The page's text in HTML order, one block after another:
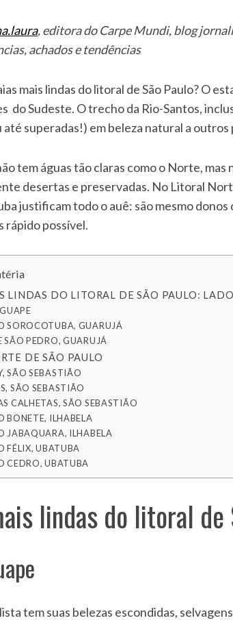
, editora do Carpe Mundi, blog
achados e tendências
mais lindas do litoral de São Paulo? O
do Sudeste. O trecho da Rio-Santos,
até superadas!) em beleza natural a
tem águas tão claras como o Norte,
desertas e preservadas. No Litoral
justificam todo o auê: são mesmo
rápido possível.
LINDAS DO LITORAL DE SÃO PAULO:
SOROCOTUBA, GUARUJÁ
SÃO PEDRO, GUARUJÁ
DE SÃO PAULO
SÃO SEBASTIÃO
SÃO SEBASTIÃO
CALHETAS, SÃO SEBASTIÃO
BONETE, ILHABELA
JABAQUARA, ILHABELA
FÉLIX, UBATUBA
CEDRO, UBATUBA
lindas do litoral de
tem suas belezas escondidas,
S